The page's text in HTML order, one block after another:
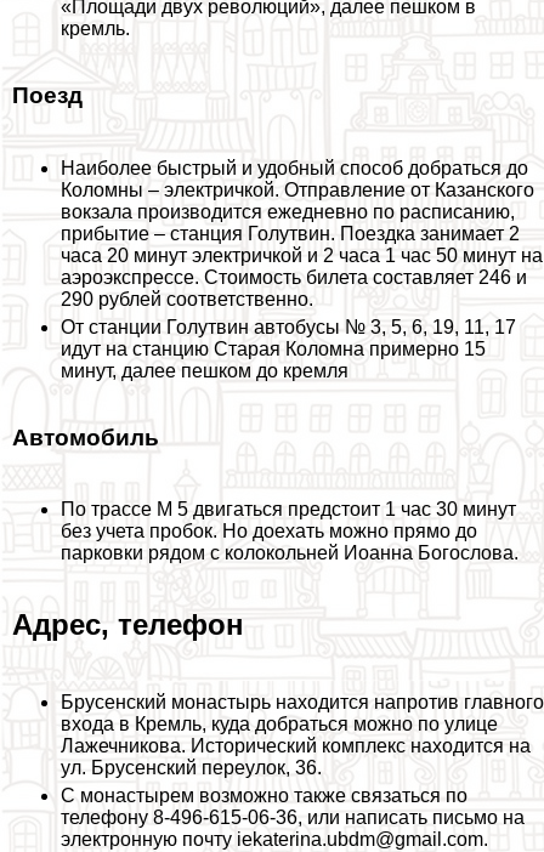
«Площади двух революций», далее пешком в
кремль.
Поезд
Наиболее быстрый и удобный способ добраться до
Коломны – электричкой. Отправление от Казанского
вокзала производится ежедневно по расписанию,
прибытие – станция Голутвин. Поездка занимает 2
часа 20 минут электричкой и 2 часа 1 час 50 минут на
аэроэкспрессе. Стоимость билета составляет 246 и
290 рублей соответственно.
От станции Голутвин автобусы № 3, 5, 6, 19, 11, 17
идут на станцию Старая Коломна примерно 15
минут, далее пешком до кремля
Автомобиль
По трассе М 5 двигаться предстоит 1 час 30 минут
без учета пробок. Но доехать можно прямо до
парковки рядом с колокольней Иоанна Богослова.
Адрес, телефон
Брусенский монастырь находится напротив главного
входа в Кремль, куда добраться можно по улице
Лажечникова. Исторический комплекс находится на
ул. Брусенский переулок, 36.
С монастырем возможно также связаться по
телефону 8-496-615-06-36, или написать письмо на
электронную почту iekaterina.ubdm@gmail.com.